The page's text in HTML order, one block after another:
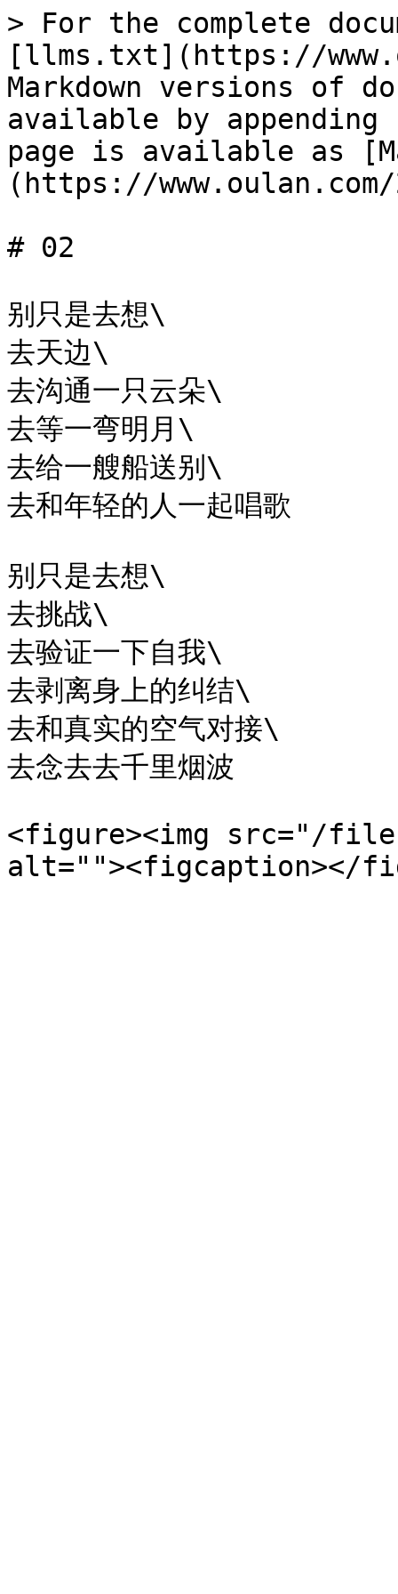
> For the complete
[llms.txt](https://
Markdown versions of
available by
page is available as
(https://
# 02
别只是去想\
去天边\
去沟通一只云朵\
去等一弯明月\
去给一艘船送别\
去和年轻的人一起唱歌
别只是去想\
去挑战\
去验证一下自我\
去剥离身上的纠结\
去和真实的空气对接\
去念去去千里烟波
<figure><img src="/files/